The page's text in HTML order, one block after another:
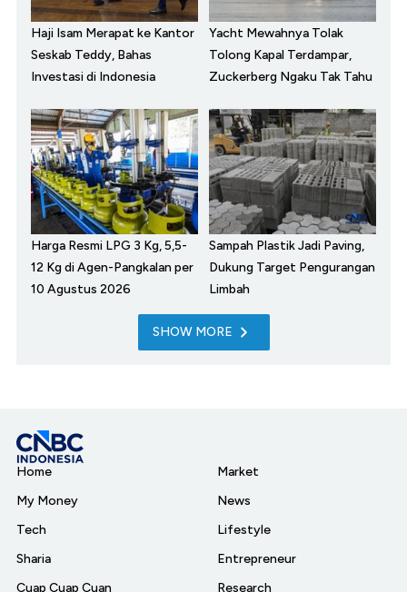
Haji Isam Merapat ke Kantor
Seskab Teddy, Bahas
Investasi di Indonesia
Yacht Mewahnya Tolak
Tolong Kapal Terdampar,
Zuckerberg Ngaku Tak Tahu
Harga Resmi LPG 3 Kg, 5,5-
12 Kg di Agen-Pangkalan per
10 Agustus 2026
Sampah Plastik Jadi Paving,
Dukung Target Pengurangan
Limbah
SHOW MORE
Home
My Money
Tech
Sharia
Cuap Cuap Cuan
Market
News
Lifestyle
Entrepreneur
Research